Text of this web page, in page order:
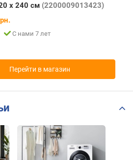
х 240 см (2200009013423)
С нами 7 лет
Перейти в магазин